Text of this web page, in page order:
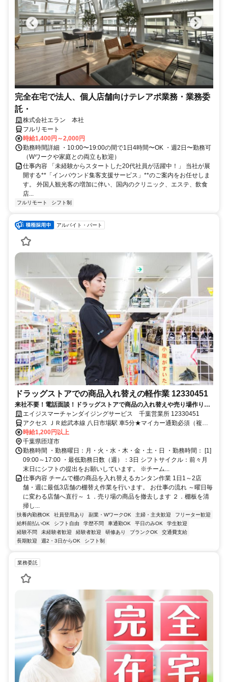
完全在宅で法人、個人店舗向けテレアポ業務・業務委
託・
株式会社エラン 本社
フルリモート
時給1,400円～2,000円
勤務時間詳細 ・10:00〜19:00の間で1日4時間〜OK ・週2日〜勤務可
（Wワークや家庭との両立も歓迎）
仕事内容 「未経験からスタートした20代社員が活躍中！」 当社が展
開する**「インバウンド集客支援サービス」**のご案内をお任せしま
す。 外国人観光客の増加に伴い、国内のクリニック、エステ、飲食
店...
フルリモート シフト制
アルバイト・パート
ドラッグストアでの商品入れ替えの軽作業 12330451
来社不要！電話面談！ドラッグストアで商品の入れ替えや売り場作りを
行う簡単軽作業
エイジスマーチャンダイジングサービス 千葉営業所 12330451
アクセス ＪＲ総武本線 八日市場駅 車5分★マイカー通勤必須（複数
店舗を巡回するため）
時給1,200円以上
千葉県匝瑳市
勤務時間 ・勤務曜日：月・火・水・木・金・土・日 ・勤務時間： [1]
09:00～17:00 ・最低勤務日数（週）：3日 シフトサイクル：前々月
末日にシフトの提出をお願いしています。 ※チーム...
仕事内容 チームで棚の商品を入れ替えるカンタン作業 1日1～2店
舗・週に最低3店舗の棚替え作業を行います。 お仕事の流れ ～曜日毎
に変わる店舗へ直行～ １．売り場の商品を撤去します ２．棚板を清
掃し...
扶養内勤務OK 社員登用あり 副業・WワークOK 主婦・主夫歓迎
フリーター歓迎
給料前払いOK
シフト自由 学歴不問 車通勤OK 平日のみOK
学生歓迎
経験不問
未経験者歓迎 経験者歓迎 研修あり ブランクOK
交通費支給
長期歓迎
週2・3日からOK シフト制
業務委託